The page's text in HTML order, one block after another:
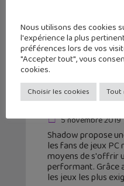
Shadow : un
et pas cher
au cloud gaming
5 novembre 2019
Shadow propose
les fans de jeux PC
moyens de s'offrir
performant. Grâce
les jeux les plus
Nous utilisons des cookies
l'expérience la plus
préférences lors de vos
"Accepter tout", vous
cookies.
Choisir les cookies